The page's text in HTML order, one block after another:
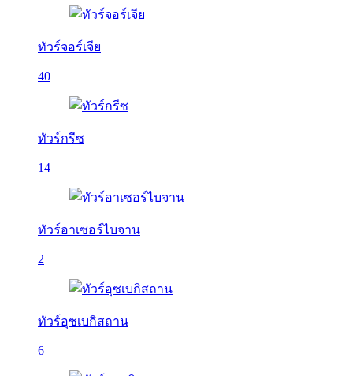
ทัวร์จอร์เจีย
40
ทัวร์กรีซ
14
ทัวร์อาเซอร์ไบจาน
2
ทัวร์อุซเบกิสถาน
6